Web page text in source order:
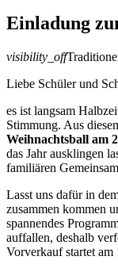
Einladung
visibility_off
Liebe Schüler und
es ist langsam
Stimmung. Aus
Weihnachtsball am
das Jahr ausklingen
familiären
Lasst uns dafür in
zusammen kommen
spannendes
auffallen, deshalb
Vorverkauf startet am